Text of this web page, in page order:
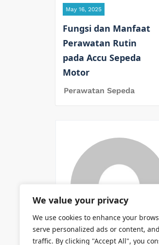
We value your privacy
We use cookies to enhance your
serve personalized ads or content,
traffic. By clicking "Accept All", you
May 16, 2025
Fungsi dan Manfaat
Perawatan Rutin
pada Accu Sepeda
Motor
Perawatan Sepeda